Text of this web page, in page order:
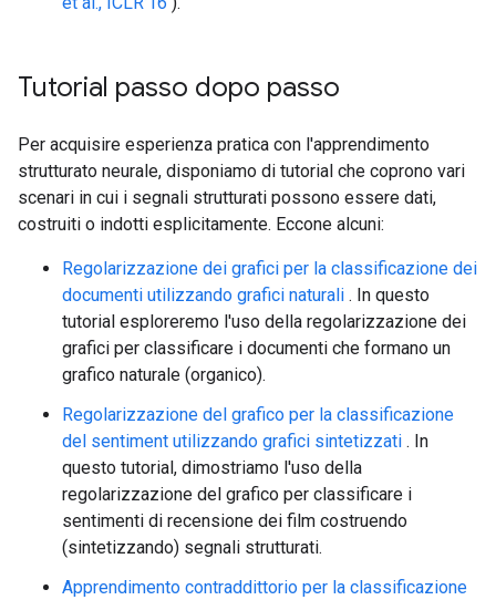
Tutorial passo dopo passo
Per acquisire esperienza pratica con l'apprendimento
strutturato neurale, disponiamo di tutorial che coprono vari
scenari in cui i segnali strutturati possono essere dati,
costruiti o indotti esplicitamente. Eccone alcuni:
Regolarizzazione dei grafici per la classificazione dei
documenti utilizzando grafici naturali . In questo
tutorial esploreremo l'uso della regolarizzazione dei
grafici per classificare i documenti che formano un
grafico naturale (organico).
Regolarizzazione del grafico per la classificazione
del sentiment utilizzando grafici sintetizzati . In
questo tutorial, dimostriamo l'uso della
regolarizzazione del grafico per classificare i
sentimenti di recensione dei film costruendo
(sintetizzando) segnali strutturati.
Apprendimento contraddittorio per la classificazione